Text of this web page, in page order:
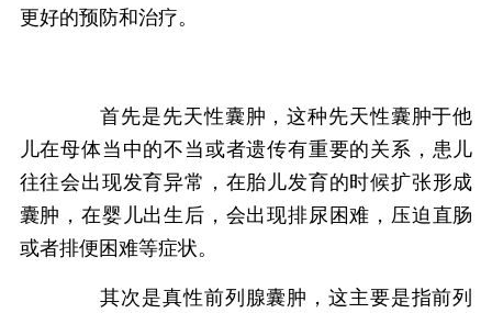
更好的预防和治疗。
首先是先天性囊肿，这种先天性囊肿于他
儿在母体当中的不当或者遗传有重要的关系，患儿
往往会出现发育异常，在胎儿发育的时候扩张形成
囊肿，在婴儿出生后，会出现排尿困难，压迫直肠
或者排便困难等症状。
其次是真性前列腺囊肿，这主要是指前列